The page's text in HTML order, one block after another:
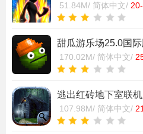
51.84M/ 简体中文/
甜瓜游乐场25.0国
170.02M/ 简体中文/
逃出红砖地下室联机
107.98M/ 简体中文/